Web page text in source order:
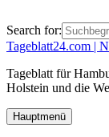
Search for:
Tageblatt24.com |
Tageblatt für
Holstein und die
Hauptmenü